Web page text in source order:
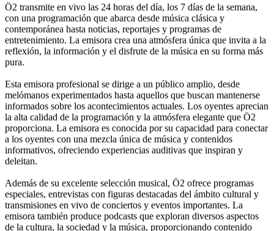
Ö2 transmite en vivo las 24 horas del día, los 7 días de la semana,
con una programación que abarca desde música clásica y
contemporánea hasta noticias, reportajes y programas de
entretenimiento. La emisora crea una atmósfera única que invita a la
reflexión, la información y el disfrute de la música en su forma más
pura.
Esta emisora profesional se dirige a un público amplio, desde
melómanos experimentados hasta aquellos que buscan mantenerse
informados sobre los acontecimientos actuales. Los oyentes aprecian
la alta calidad de la programación y la atmósfera elegante que Ö2
proporciona. La emisora es conocida por su capacidad para conectar
a los oyentes con una mezcla única de música y contenidos
informativos, ofreciendo experiencias auditivas que inspiran y
deleitan.
Además de su excelente selección musical, Ö2 ofrece programas
especiales, entrevistas con figuras destacadas del ámbito cultural y
transmisiones en vivo de conciertos y eventos importantes. La
emisora también produce podcasts que exploran diversos aspectos
de la cultura, la sociedad y la música, proporcionando contenido